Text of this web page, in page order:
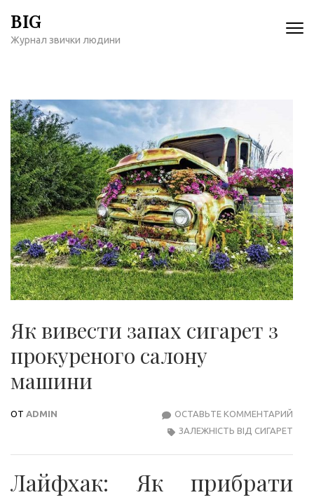
содержимому
BIG
Журнал звички людини
Як вивести запах сигарет з
прокуреного салону
машини
ОТ ADMIN ОСТАВЬТЕ КОММЕНТАРИЙ
ЗАЛЕЖНІСТЬ ВІД СИГАРЕТ
Лайфхак: Як прибрати